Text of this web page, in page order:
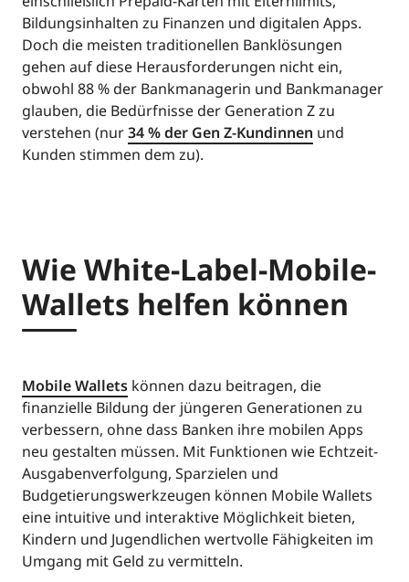
Bildungsinhalten zu Finanzen und digitalen Apps.
Doch die meisten traditionellen Banklösungen
gehen auf diese Herausforderungen nicht ein,
obwohl 88 % der Bankmanagerin und Bankmanager
glauben, die Bedürfnisse der Generation Z zu
verstehen (nur34 % der Gen Z-Kundinnen und
Kunden stimmen dem zu).
Wie White-Label-Mobile-
Wallets helfen können
Mobile Wallets können dazu beitragen, die
finanzielle Bildung der jüngeren Generationen zu
verbessern, ohne dass Banken ihre mobilen Apps
neu gestalten müssen. Mit Funktionen wie Echtzeit-
Ausgabenverfolgung, Sparzielen und
Budgetierungswerkzeugen können Mobile Wallets
eine intuitive und interaktive Möglichkeit bieten,
Kindern und Jugendlichen wertvolle Fähigkeiten im
Umgang mit Geld zu vermitteln.